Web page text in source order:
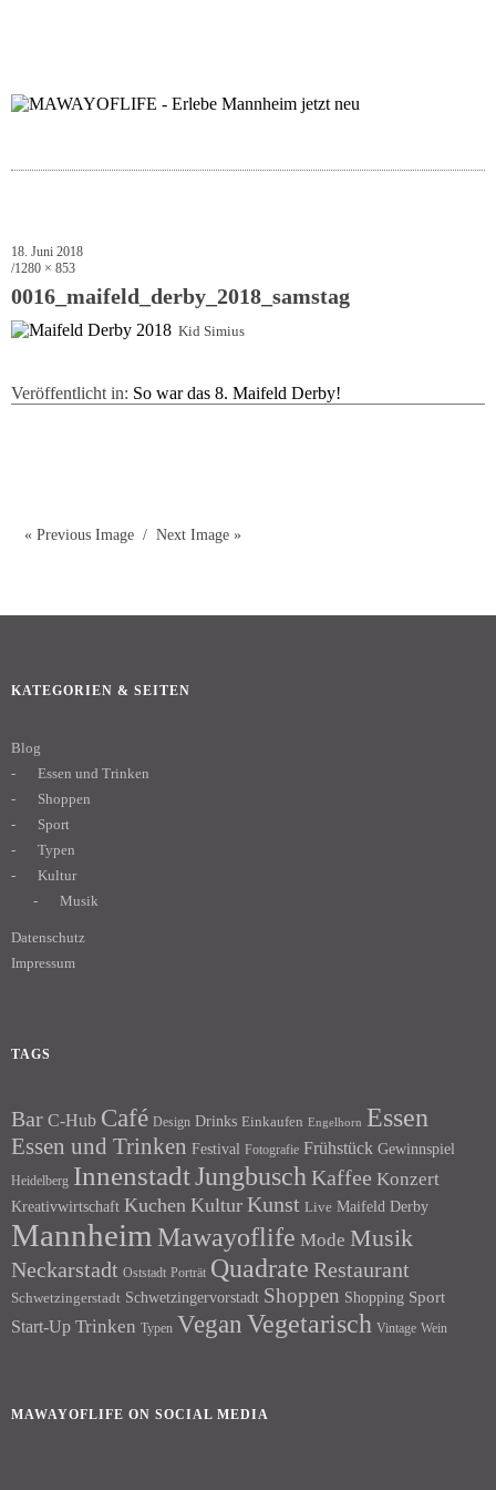
18. Juni 2018
1280 × 853
0016_maifeld_derby_2018_samstag
Kid Simius
Veröffentlicht in: So war das 8. Maifeld Derby!
« Previous Image Next Image »
KATEGORIEN & SEITEN
Blog
Essen und Trinken
Shoppen
Sport
Typen
Kultur
Musik
Datenschutz
Impressum
TAGS
Bar C-Hub Café Design Drinks Einkaufen Engelhorn Essen
Essen und Trinken Festival Fotografie Frühstück Gewinnspiel
Heidelberg InnenstadtJungbusch Kaffee Konzert
Kreativwirtschaft Kuchen Kultur Kunst Live Maifeld Derby
Mannheim Mawayoflife Mode Musik
Neckarstadt Oststadt Porträt Quadrate Restaurant
Schwetzingerstadt Schwetzingervorstadt Shoppen Shopping Sport
Start-Up Trinken Typen Vegan Vegetarisch Vintage Wein
MAWAYOFLIFE ON SOCIAL MEDIA